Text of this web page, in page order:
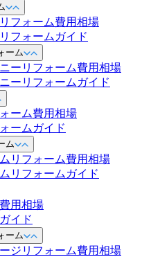
フォーム費用相場
フォームガイド
ーム
ーリフォーム費用相場
ーリフォームガイド
ーム費用相場
ームガイド
ム
リフォーム費用相場
リフォームガイド
用相場
イド
ーム
ジリフォーム費用相場